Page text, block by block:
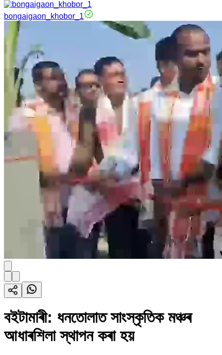
bongaigaon_khobor_1
বইটামাৰী: ধনতোলাত সাংস্কৃতিক মঞ্চৰ
আধাৰশিলা স্থাপন কৰা হয়